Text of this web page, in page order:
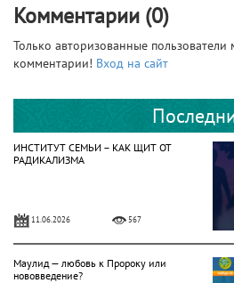
Комментарии (0)
Только авторизованные пользователи
комментарии! Вход на сайт
ИНСТИТУТ СЕМЬИ – КАК ЩИТ ОТ
РАДИКАЛИЗМА
11.06.2026 567
Маулид — любовь к Пророку или
нововведение?